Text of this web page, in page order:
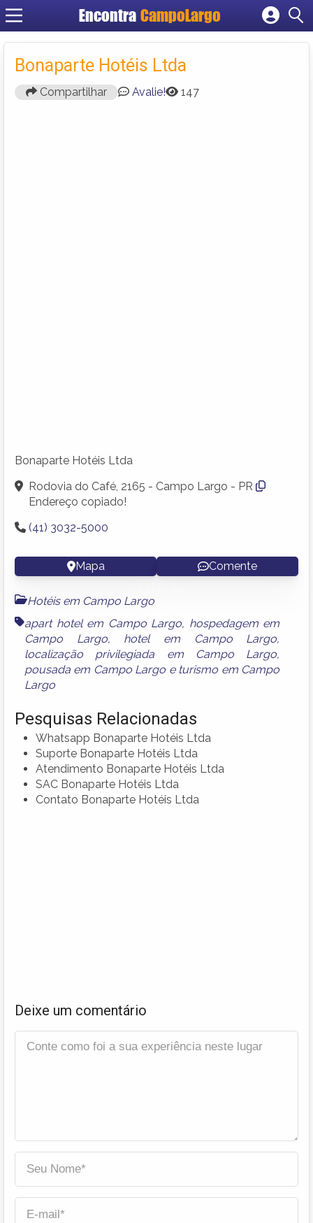
Encontra CampoLargo
Cadastrar empresa
Criar conta
Bonaparte Hotéis Ltda
Compartilhar Avalie! 147
Bonaparte Hotéis Ltda
Rodovia do Café, 2165 - Campo Largo - PR
Endereço copiado!
(41) 3032-5000
Mapa Comente
Hotéis em Campo Largo
apart hotel em Campo Largo, hospedagem em
Campo Largo, hotel em Campo Largo,
localização privilegiada em Campo Largo,
pousada em Campo Largo e turismo em Campo
Largo
Pesquisas Relacionadas
Whatsapp Bonaparte Hotéis Ltda
Suporte Bonaparte Hotéis Ltda
Atendimento Bonaparte Hotéis Ltda
SAC Bonaparte Hotéis Ltda
Contato Bonaparte Hotéis Ltda
Deixe um comentário